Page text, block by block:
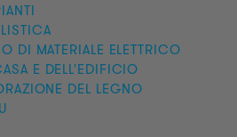
DI MATERIALE ELETTRICO
E DELL'EDIFICIO
DEL LEGNO